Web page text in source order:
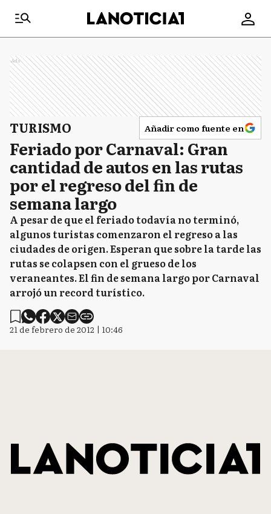
Ads
TURISMO Añadir como fuente en
Feriado por Carnaval: Gran
cantidad de autos en las rutas
por el regreso del fin de
semana largo
A pesar de que el feriado todavía no terminó,
algunos turistas comenzaron el regreso a las
ciudades de origen. Esperan que sobre la tarde las
rutas se colapsen con el grueso de los
veraneantes. El fin de semana largo por Carnaval
arrojó un record turístico.
21 de febrero de 2012 | 10:46